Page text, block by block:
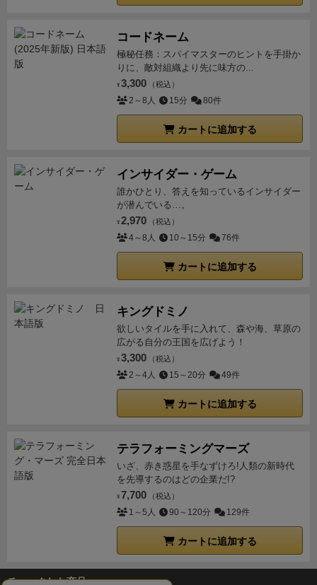
コードネーム
極秘任務：スパイマスターのヒントを手掛か
りに、敵対組織より先に味方の...
¥ 3,300 （税込）
2～8人 15分 80件
カートに追加する
インサイダー・ゲーム
誰かひとり、答えを知っているインサイダー
が潜んでいる…。
¥ 2,970 （税込）
4～8人 10～15分 76件
カートに追加する
キングドミノ
欲しいタイルを手に入れて、森や海、草原の
広がる自分の王国を広げよう！
¥ 3,300 （税込）
2～4人 15～20分 49件
カートに追加する
テラフォーミングマーズ
いざ、赤き惑星を手なずけろ!人類の新時代
を先導するのはどの企業だ!?
¥ 7,700 （税込）
1～5人 90～120分 129件
カートに追加する
チェックした商品